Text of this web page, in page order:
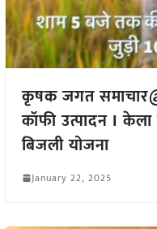
कृषक जगत
कॉफी उत्पादन I
बिजली योजना
January 22, 2025